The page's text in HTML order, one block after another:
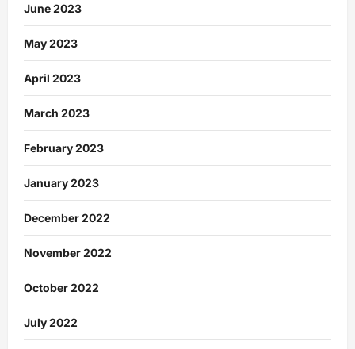
June 2023
May 2023
April 2023
March 2023
February 2023
January 2023
December 2022
November 2022
October 2022
July 2022